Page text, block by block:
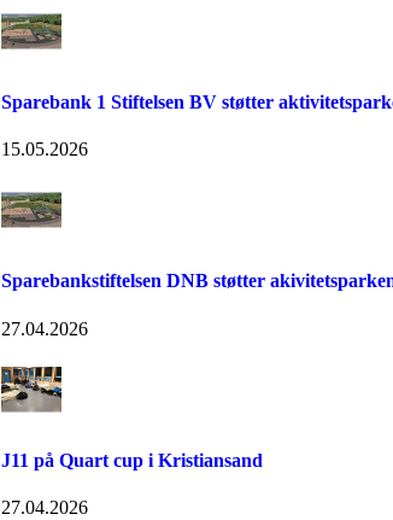
Sparebank 1 Stiftelsen BV støtter
15.05.2026
Sparebankstiftelsen DNB støtter
27.04.2026
J11 på Quart cup i Kristiansand
27.04.2026